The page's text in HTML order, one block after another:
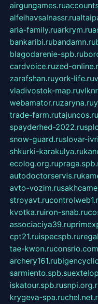
airgungames.ru
alfeihavsalnassr.ru
aria-family.ruarkrym.ru
bankaribi.rubandamn.ru
blagodarenie-spb.ru
cardvoice.ruzed-
zarafshan.ruyork-life.ru
vladivostok-map.ru
webamator.ruzaryna.ru
trade-farm.rutajuncos.ru
spayderhed-2022.ru
snow-guard.ruslovar-
shkurki-karakulya.ru
ecolog.org.ru
autodoctorservis.ru
avto-vozim.ru
stroyavt.ru
kvotka.ruiron-snab.ru
associaciya39.ru
cpt21.ruispecspb.ru
tae-kwon.ru
archery161.ru
sarmiento.spb.su
iskatour.spb.ru
krygeva-spa.ru